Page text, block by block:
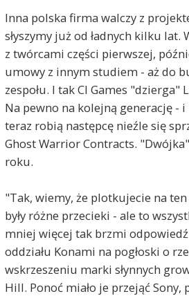
Inna polska firma walczy z
słyszymy już od ładnych kilku lat.
z twórcami części pierwszej,
umowy z innym studiem - aż do
zespołu. I tak CI Games "dzierga"
Na pewno na kolejną generację -
teraz robią następcę nieźle się
Ghost Warrior Contracts.
roku.
"Tak, wiemy, że plotkujecie na
były różne przecieki - ale to
mniej więcej tak brzmi
oddziału Konami na pogłoski o
wskrzeszeniu marki słynnych
Hill. Ponoć miało je przejąć Sony,